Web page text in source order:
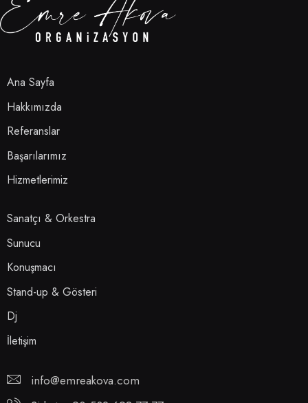
Ana Sayfa
Hakkımızda
Referanslar
Başarılarımız
Hizmetlerimiz
Sanatçı & Orkestra
Sunucu
Konuşmacı
Stand-up & Gösteri
Dj
İletişim
info@emreakova.com